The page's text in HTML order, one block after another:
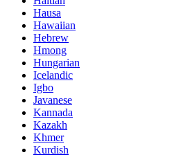
Hausa
Hawaiian
Hebrew
Hmong
Hungarian
Icelandic
Igbo
Javanese
Kannada
Kazakh
Khmer
Kurdish